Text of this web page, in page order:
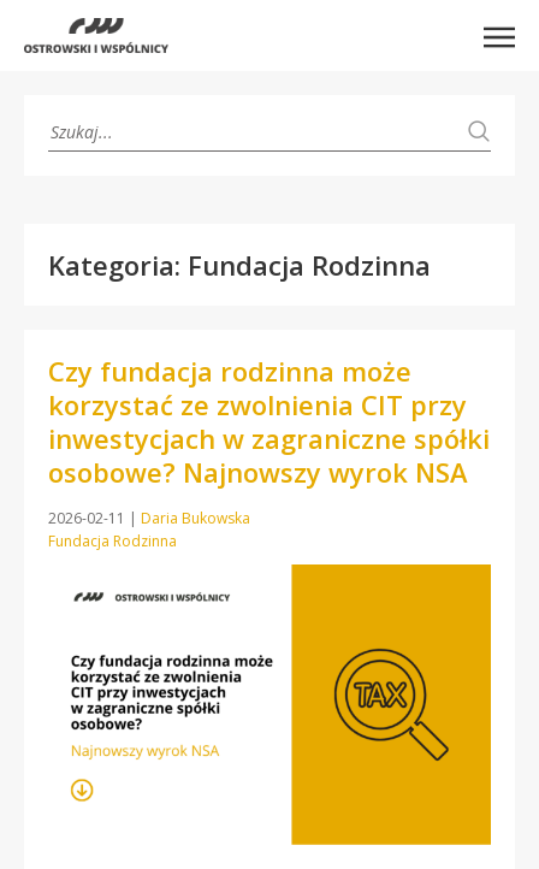
Kategoria: Fundacja Rodzinna
Czy fundacja rodzinna może
korzystać ze zwolnienia CIT przy
inwestycjach w zagraniczne spółki
osobowe? Najnowszy wyrok NSA
2026-02-11 | Daria Bukowska
Fundacja Rodzinna